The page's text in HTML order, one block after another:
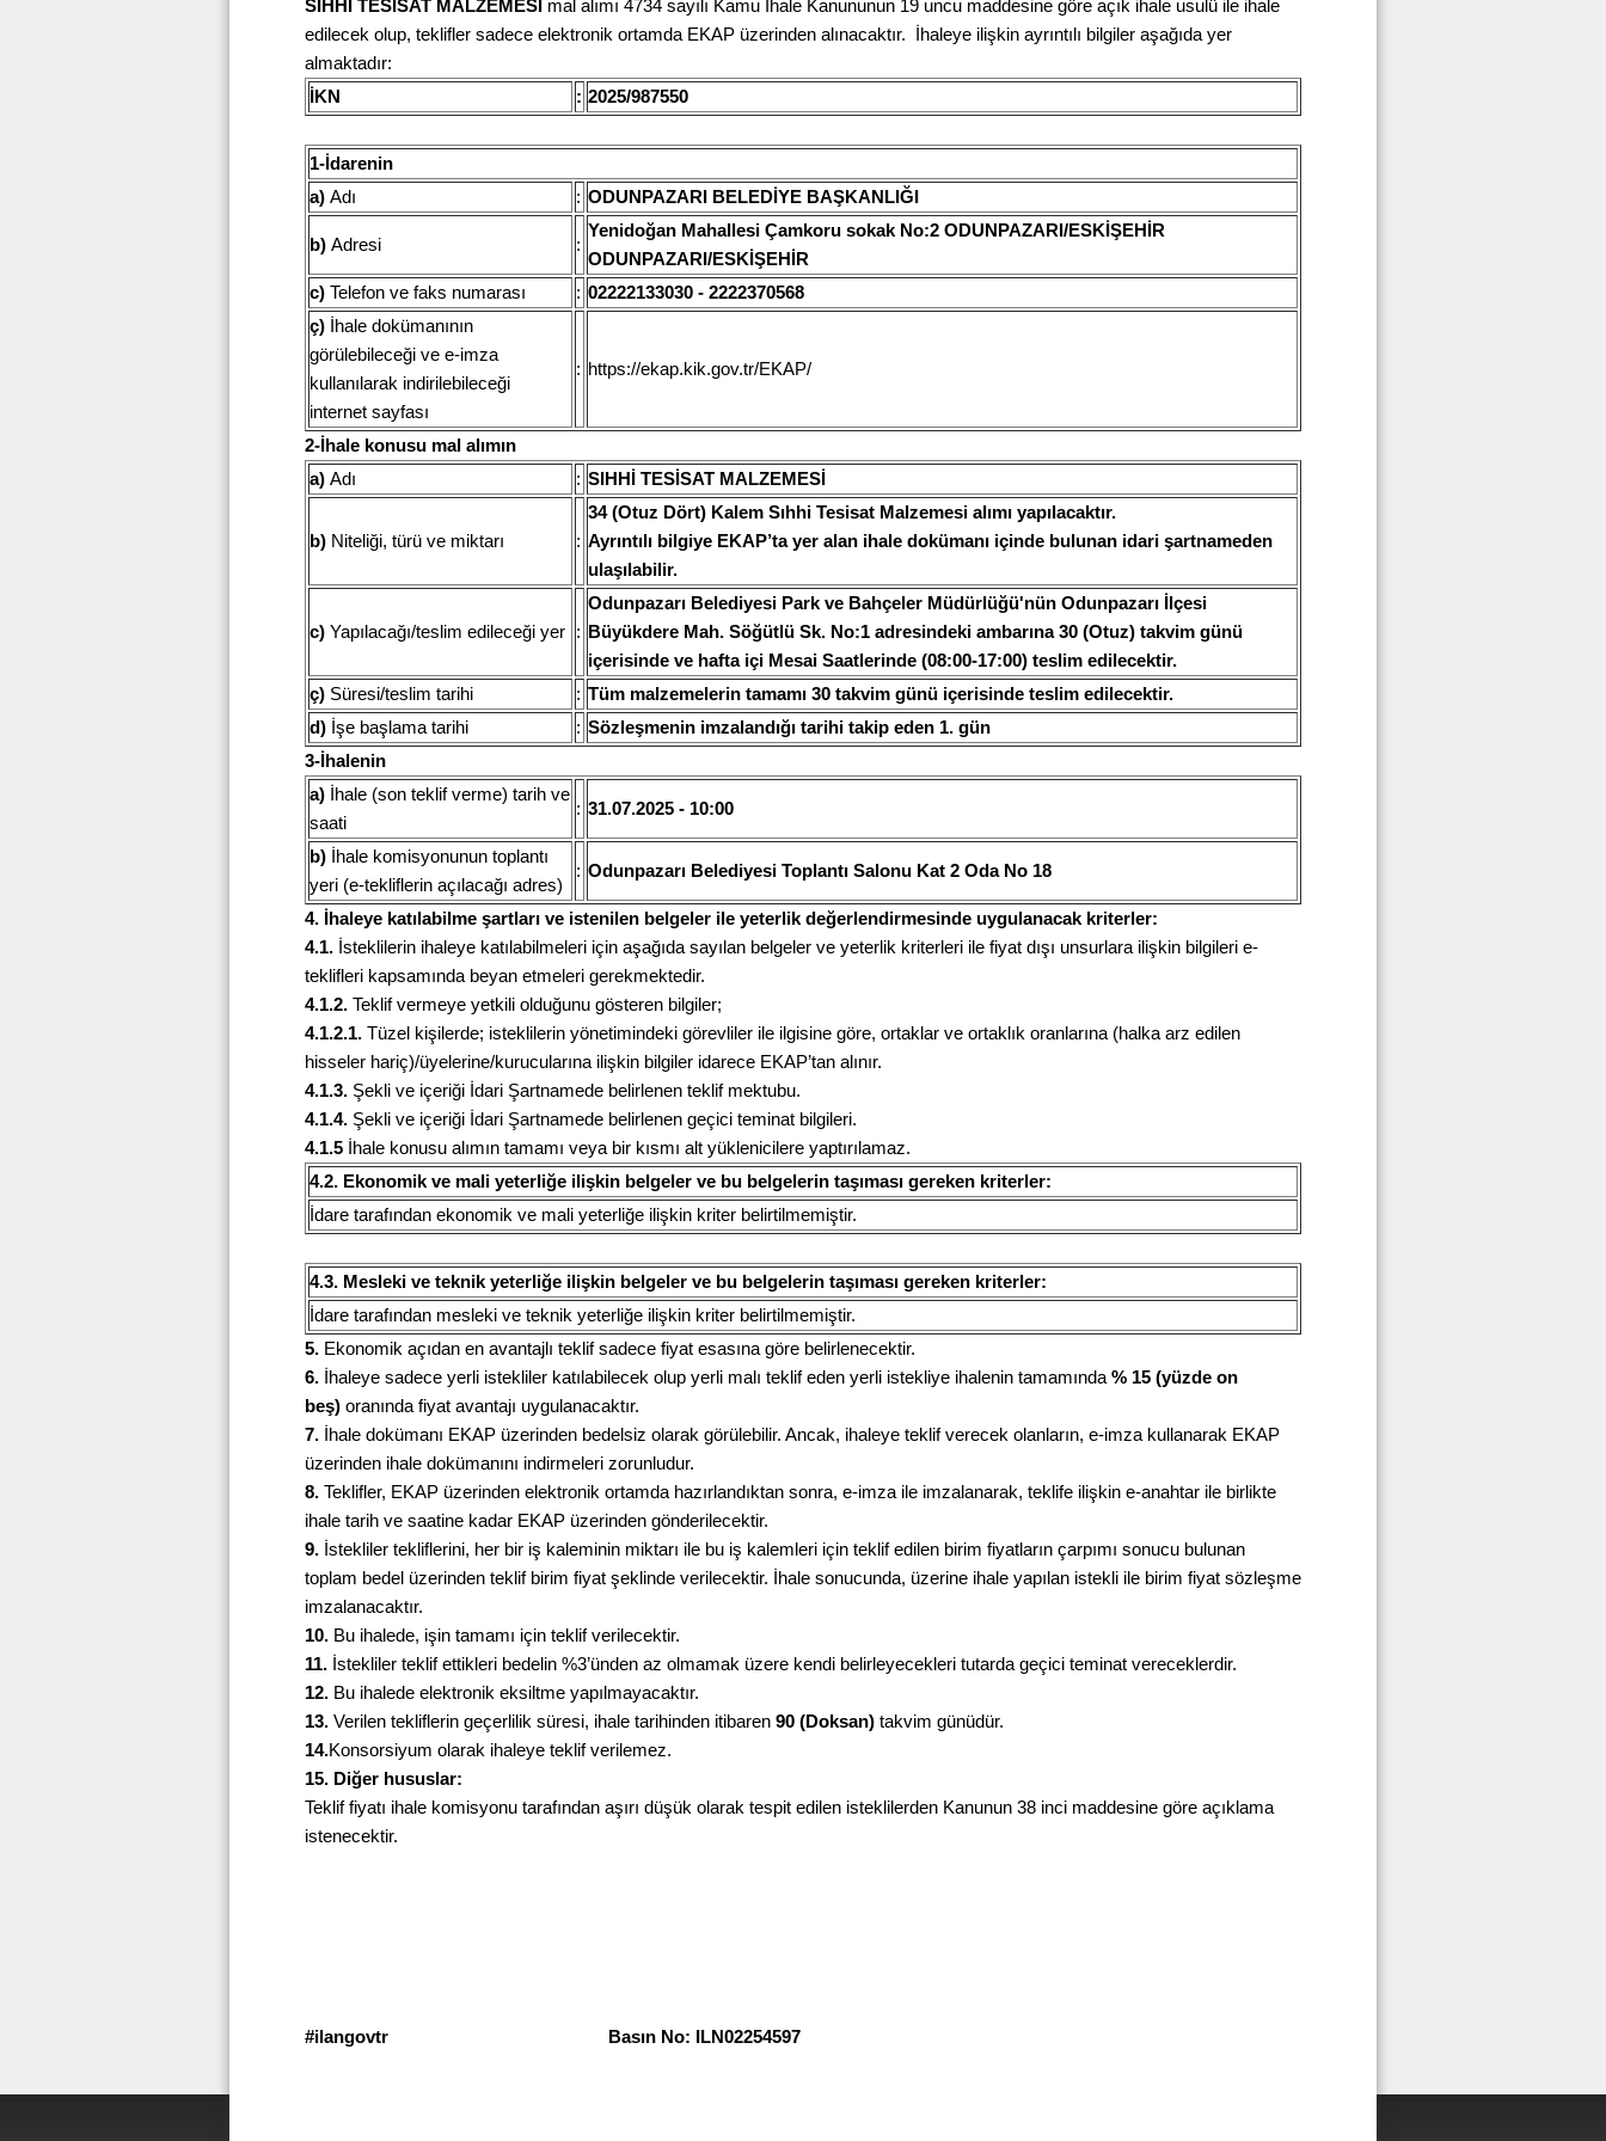
SIHHİ TESİSAT MALZEMESİ mal alımı 4734 sayılı Kamu İhale Kanununun 19 uncu maddesine göre açık ihale usulü ile ihale
edilecek olup, teklifler sadece elektronik ortamda EKAP üzerinden alınacaktır. İhaleye ilişkin ayrıntılı bilgiler aşağıda yer
almaktadır:
İKN
: 2025/987550
1-İdarenin
a) Adı : ODUNPAZARI BELEDİYE BAŞKANLIĞI
b) Adresi :
Yenidoğan Mahallesi Çamkoru sokak No:2 ODUNPAZARI/ESKİŞEHİR
ODUNPAZARI/ESKİŞEHİR
c) Telefon ve faks numarası : 02222133030 - 2222370568
ç) İhale dokümanının
görülebileceği ve e-imza
kullanılarak indirilebileceği
internet sayfası
: https://ekap.kik.gov.tr/EKAP/
2-İhale konusu mal alımın
a) Adı : SIHHİ TESİSAT MALZEMESİ
b) Niteliği, türü ve miktarı :
34 (Otuz Dört) Kalem Sıhhi Tesisat Malzemesi alımı yapılacaktır.
Ayrıntılı bilgiye EKAP’ta yer alan ihale dokümanı içinde bulunan idari şartnameden
ulaşılabilir.
c) Yapılacağı/teslim edileceği yer :
Odunpazarı Belediyesi Park ve Bahçeler Müdürlüğü'nün Odunpazarı İlçesi
Büyükdere Mah. Söğütlü Sk. No:1 adresindeki ambarına 30 (Otuz) takvim günü
içerisinde ve hafta içi Mesai Saatlerinde (08:00-17:00) teslim edilecektir.
ç) Süresi/teslim tarihi : Tüm malzemelerin tamamı 30 takvim günü içerisinde teslim edilecektir.
d) İşe başlama tarihi : Sözleşmenin imzalandığı tarihi takip eden 1. gün
3-İhalenin
a) İhale (son teklif verme) tarih ve
saati
: 31.07.2025 - 10:00
b) İhale komisyonunun toplantı
yeri (e-tekliflerin açılacağı adres)
: Odunpazarı Belediyesi Toplantı Salonu Kat 2 Oda No 18
4. İhaleye katılabilme şartları ve istenilen belgeler ile yeterlik değerlendirmesinde uygulanacak kriterler:
4.1. İsteklilerin ihaleye katılabilmeleri için aşağıda sayılan belgeler ve yeterlik kriterleri ile fiyat dışı unsurlara ilişkin bilgileri e-
teklifleri kapsamında beyan etmeleri gerekmektedir.
4.1.2. Teklif vermeye yetkili olduğunu gösteren bilgiler;
4.1.2.1. Tüzel kişilerde; isteklilerin yönetimindeki görevliler ile ilgisine göre, ortaklar ve ortaklık oranlarına (halka arz edilen
hisseler hariç)/üyelerine/kurucularına ilişkin bilgiler idarece EKAP’tan alınır.
4.1.3. Şekli ve içeriği İdari Şartnamede belirlenen teklif mektubu.
4.1.4. Şekli ve içeriği İdari Şartnamede belirlenen geçici teminat bilgileri.
4.1.5 İhale konusu alımın tamamı veya bir kısmı alt yüklenicilere yaptırılamaz.
4.2. Ekonomik ve mali yeterliğe ilişkin belgeler ve bu belgelerin taşıması gereken kriterler:
İdare tarafından ekonomik ve mali yeterliğe ilişkin kriter belirtilmemiştir.
4.3. Mesleki ve teknik yeterliğe ilişkin belgeler ve bu belgelerin taşıması gereken kriterler:
İdare tarafından mesleki ve teknik yeterliğe ilişkin kriter belirtilmemiştir.
5. Ekonomik açıdan en avantajlı teklif sadece fiyat esasına göre belirlenecektir.
6. İhaleye sadece yerli istekliler katılabilecek olup yerli malı teklif eden yerli istekliye ihalenin tamamında % 15 (yüzde on
beş) oranında fiyat avantajı uygulanacaktır.
7. İhale dokümanı EKAP üzerinden bedelsiz olarak görülebilir. Ancak, ihaleye teklif verecek olanların, e-imza kullanarak EKAP
üzerinden ihale dokümanını indirmeleri zorunludur.
8. Teklifler, EKAP üzerinden elektronik ortamda hazırlandıktan sonra, e-imza ile imzalanarak, teklife ilişkin e-anahtar ile birlikte
ihale tarih ve saatine kadar EKAP üzerinden gönderilecektir.
9. İstekliler tekliflerini, her bir iş kaleminin miktarı ile bu iş kalemleri için teklif edilen birim fiyatların çarpımı sonucu bulunan
toplam bedel üzerinden teklif birim fiyat şeklinde verilecektir. İhale sonucunda, üzerine ihale yapılan istekli ile birim fiyat sözleşme
imzalanacaktır.
10. Bu ihalede, işin tamamı için teklif verilecektir.
11. İstekliler teklif ettikleri bedelin %3’ünden az olmamak üzere kendi belirleyecekleri tutarda geçici teminat vereceklerdir.
12. Bu ihalede elektronik eksiltme yapılmayacaktır.
13. Verilen tekliflerin geçerlilik süresi, ihale tarihinden itibaren 90 (Doksan) takvim günüdür.
14.Konsorsiyum olarak ihaleye teklif verilemez.
15. Diğer hususlar:
Teklif fiyatı ihale komisyonu tarafından aşırı düşük olarak tespit edilen isteklilerden Kanunun 38 inci maddesine göre açıklama
istenecektir.
#ilangovtr Basın No: ILN02254597